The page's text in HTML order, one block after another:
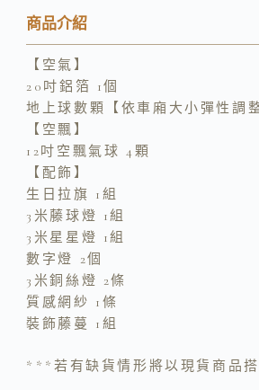
y
L
i
n
k
b
k
商品介紹
【空氣】
20吋鋁箔 1個
地上球數顆【依車廂大小彈性調
【空飄】
12吋空飄氣球 4顆
【配飾】
生日拉旗 1組
3米藤球燈 1組
3米星星燈 1組
數字燈 2個
3米銅絲燈 2條
質感網紗 1條
裝飾藤蔓 1組
***若有缺貨情形將以現貨商品